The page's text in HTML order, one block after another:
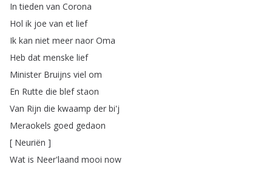
In tieden van Corona
Hol ik joe van et lief
Ik kan niet meer naor Oma
Heb dat menske lief
Minister Bruijns viel om
En Rutte die blef staon
Van Rijn die kwaamp der bi'j
Meraokels goed gedaon
[ Neuriën ]
Wat is Neer'laand mooi now